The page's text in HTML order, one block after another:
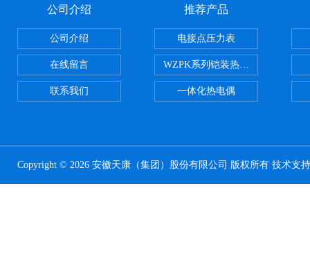
公司介绍
公司介绍
在线留言
联系我们
推荐产品
电接点压力表
WZPK系列铠装热电阻
一体化热电偶
Copyright © 2026 安徽天康（集团）股份有限公司 版权所有 技术支